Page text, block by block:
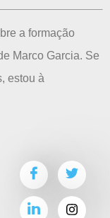
a formação
Marco Garcia. Se
estou à